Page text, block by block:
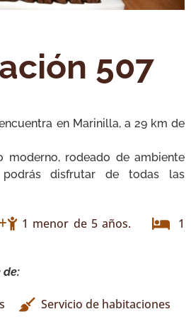
507
en Marinilla, a 29 km de
moderno, rodeado de ambiente
disfrutar de todas las
1 menor de 5 años.
1
de:
Servicio de habitaciones